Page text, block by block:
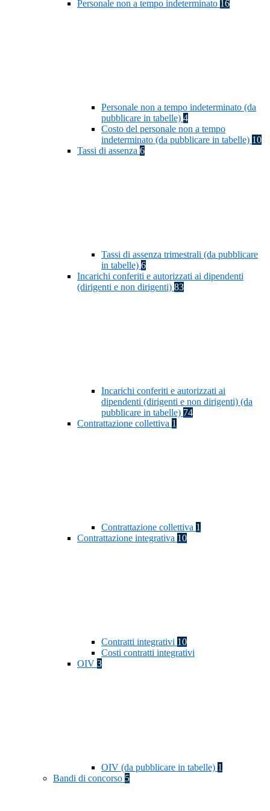
Personale non a tempo indeterminato 16
Personale non a tempo indeterminato (da
pubblicare in tabelle) 4
Costo del personale non a tempo
indeterminato (da pubblicare in tabelle) 10
Tassi di assenza 6
Tassi di assenza trimestrali (da pubblicare
in tabelle) 6
Incarichi conferiti e autorizzati ai dipendenti
(dirigenti e non dirigenti) 83
Incarichi conferiti e autorizzati ai
dipendenti (dirigenti e non dirigenti) (da
pubblicare in tabelle) 74
Contrattazione collettiva 1
Contrattazione collettiva 1
Contrattazione integrativa 10
Contratti integrativi 10
Costi contratti integrativi
OIV 3
OIV (da pubblicare in tabelle) 1
Bandi di concorso 5